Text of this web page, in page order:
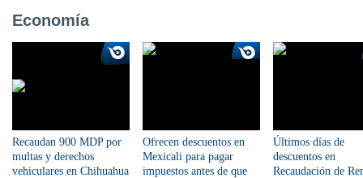
Economía
Recaudan 900 MDP por
multas y derechos
vehiculares en Chihuahua
Ofrecen descuentos en
Mexicali para pagar
impuestos antes de que
Últimos días de
descuentos en
Recaudación de